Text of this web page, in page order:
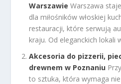
Warszawie Warszawa
dla miłośników włoskiej
restauracji, które serwują
kraju. Od eleganckich lokali
Akcesoria do pizzerii,
drewnem w Poznaniu
to sztuka, która wymaga